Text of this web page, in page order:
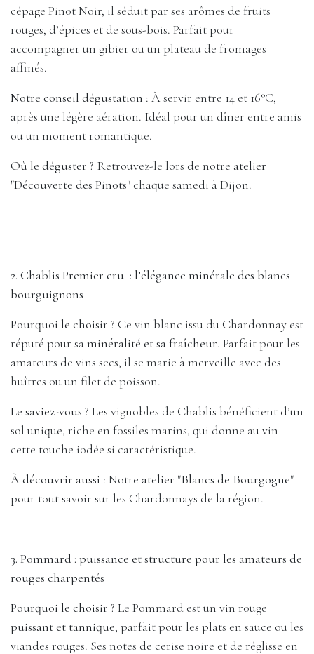
cépage Pinot Noir, il séduit par ses arômes de fruits
rouges, d’épices et de sous-bois. Parfait pour
accompagner un gibier ou un plateau de fromages
affinés.
Notre conseil dégustation : À servir entre 14 et 16°C,
après une légère aération. Idéal pour un dîner entre amis
ou un moment romantique.
Où le déguster ? Retrouvez-le lors de notre atelier
"Découverte des Pinots" chaque samedi à Dijon.
2. Chablis Premier cru : l’élégance minérale des blancs
bourguignons
Pourquoi le choisir ? Ce vin blanc issu du Chardonnay est
réputé pour saminéralité et sa fraîcheur. Parfait pour les
amateurs de vins secs, il se marie à merveille avec des
huîtres ou un filet de poisson.
Le saviez-vous ? Les vignobles de Chablis bénéficient d’un
sol unique, riche en fossiles marins, qui donne au vin
cette touche iodée si caractéristique.
À découvrir aussi : Notre atelier "Blancs de Bourgogne"
pour tout savoir sur les Chardonnays de la région.
3. Pommard : puissance et structure pour les amateurs de
rouges charpentés
Pourquoi le choisir ? Le Pommard est un vin rouge
puissant et tannique, parfait pour les plats en sauce ou les
viandes rouges. Ses notes de cerise noire et de réglisse en